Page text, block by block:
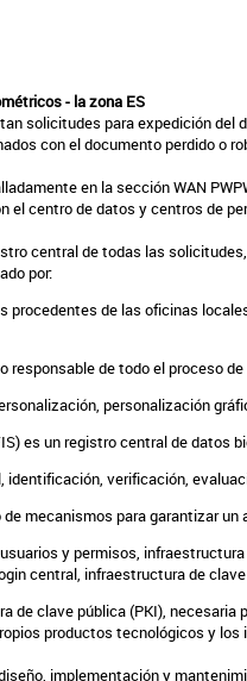
- la zona ES
solicitudes para expedición
con el documento perdido o
en la sección WAN
el centro de datos y centros de
central de todas las
por:
procedentes de las oficinas
responsable de todo el proceso
personalización
es un registro central de datos
identificación, verificación,
mecanismos para garantizar
y permisos, infraestructura
central, infraestructura de
de clave pública (PKI),
productos tecnológicos y
implementación y